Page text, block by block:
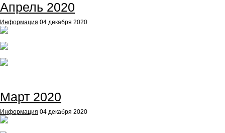
Апрель 2020
Информация 04 декабря 2020
Март 2020
Информация 04 декабря 2020